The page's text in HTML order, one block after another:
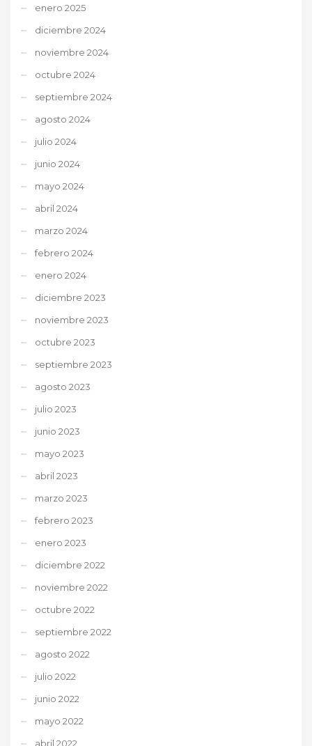
enero 2025
diciembre 2024
noviembre 2024
octubre 2024
septiembre 2024
agosto 2024
julio 2024
junio 2024
mayo 2024
abril 2024
marzo 2024
febrero 2024
enero 2024
diciembre 2023
noviembre 2023
octubre 2023
septiembre 2023
agosto 2023
julio 2023
junio 2023
mayo 2023
abril 2023
marzo 2023
febrero 2023
enero 2023
diciembre 2022
noviembre 2022
octubre 2022
septiembre 2022
agosto 2022
julio 2022
junio 2022
mayo 2022
abril 2022